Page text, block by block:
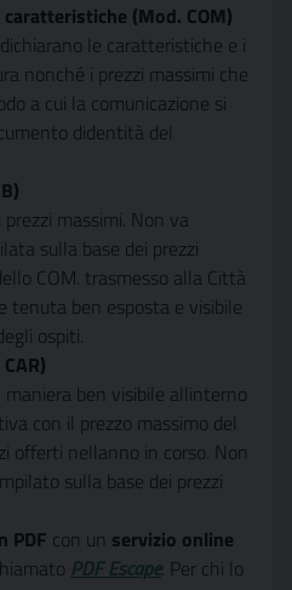
(Mod. COM)
le caratteristiche e i
nonché i prezzi massimi che
a cui la comunicazione si
didentità del
massimi. Non va
sulla base dei prezzi
COM. trasmesso alla Città
tenuta ben esposta e visibile
ospiti.
ben visibile allinterno
con il prezzo massimo del
nellanno in corso. Non
sulla base dei prezzi
PDF con un servizio online
PDF Escape. Per chi lo